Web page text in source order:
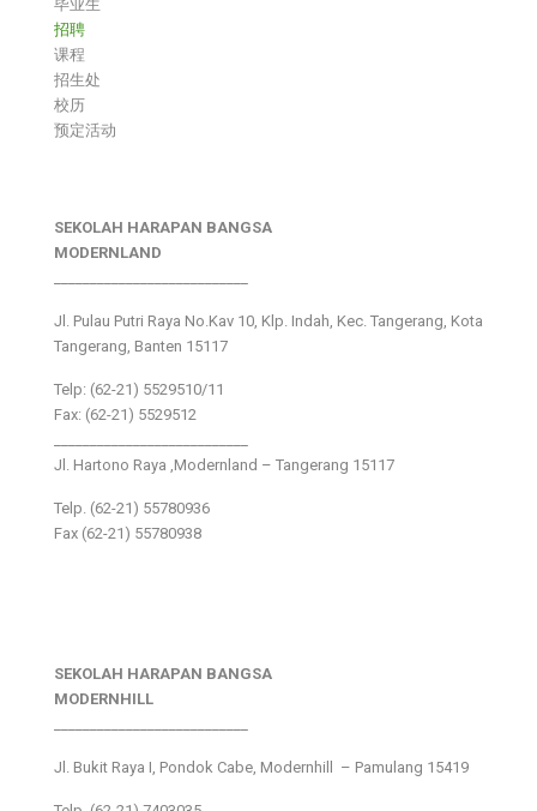
毕业生
招聘
课程
招生处
校历
预定活动
SEKOLAH HARAPAN BANGSA
MODERNLAND
Jl. Pulau Putri Raya No.Kav 10, Klp. Indah, Kec. Tangerang, Kota
Tangerang, Banten 15117
Telp: (62-21) 5529510/11
Fax: (62-21) 5529512
Jl. Hartono Raya ,Modernland – Tangerang 15117
Telp. (62-21) 55780936
Fax (62-21) 55780938
SEKOLAH HARAPAN BANGSA
MODERNHILL
Jl. Bukit Raya I, Pondok Cabe, Modernhill – Pamulang 15419